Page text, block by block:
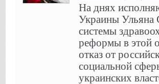
На днях
Украины Ульяна
системы
реформы в этой
отказ от
социальной
украинских